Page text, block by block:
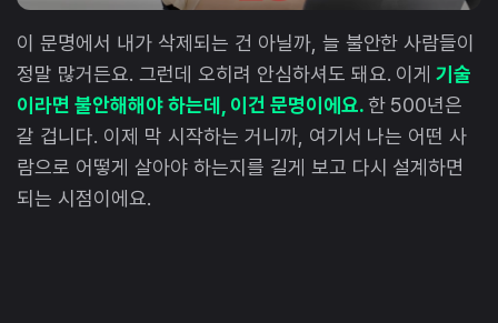
이 문명에서 내가 삭제되는 건 아닐까, 늘 불안한 사람들이
정말 많거든요. 그런데 오히려 안심하셔도 돼요. 이게 기술
이라면 불안해해야 하는데, 이건 문명이에요. 한 500년은
갈 겁니다. 이제 막 시작하는 거니까, 여기서 나는 어떤 사
람으로 어떻게 살아야 하는지를 길게 보고 다시 설계하면
되는 시점이에요.